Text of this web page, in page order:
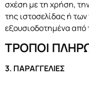
σχέση με τη χρήση,
της ιστοσελίδας ή
εξουσιοδοτημένα
ΤΡΟΠΟΙ
3. ΠΑΡΑΓΓΕΛΙΕΣ